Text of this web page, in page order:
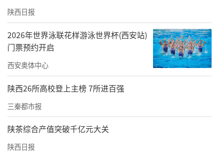
陕西日报
2026年世界泳联花样游泳世界杯(西安站)
门票预约开启
西安奥体中心
陕西26所高校登上主榜 7所进百强
三秦都市报
陕茶综合产值突破千亿元大关
陕西日报